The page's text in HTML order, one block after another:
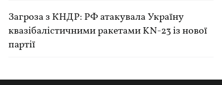
Загроза з КНДР: РФ атакувала Україну
квазібалістичними ракетами KN-23 із нової
партії